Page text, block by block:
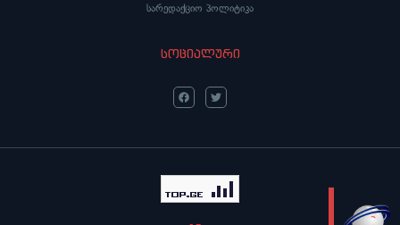
LIVE
სარედაქციო პოლიტიკა
სოციალური